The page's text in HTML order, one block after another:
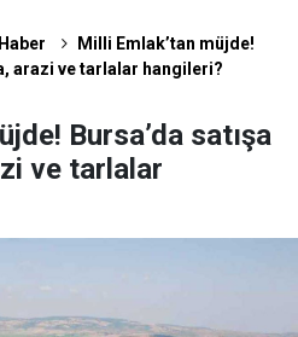
Milli Emlak’tan müjde!
arazi ve tarlalar hangileri?
Bursa’da satışa
ve tarlalar